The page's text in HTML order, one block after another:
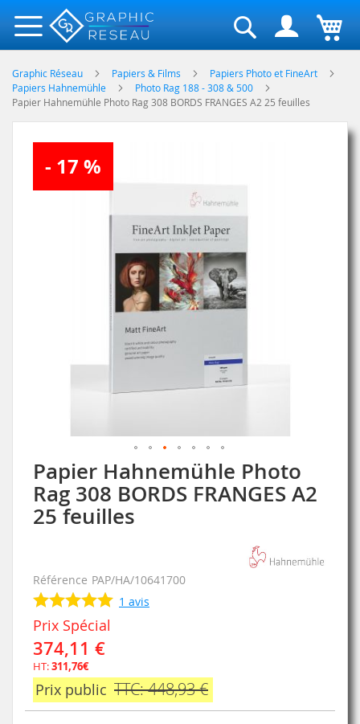
Rechercher
Graphic Réseau Papiers & Films
Papiers Photo et FineArt
Papiers Hahnemühle
Photo Rag 188 - 308 & 500
Papier Hahnemühle Photo Rag 308 BORDS FRANGES A2 25 feuilles
Papier Hahnemühle Photo
Rag 308 BORDS FRANGES A2
25 feuilles
Référence PAP/HA/10641700
1 avis
Prix Spécial
374,11 €
HT:311,76€
Prix public TTC: 448,93 €
- 17 %
Skip
to
the
beginning
gallery